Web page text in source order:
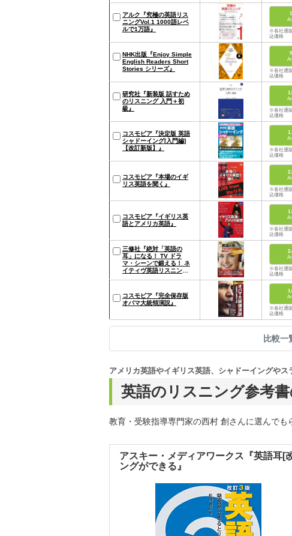
アルク『究極の英語リス
ニングVol.1 1000語レベ
ルで1万語』
※各社通
込価格
NHK出版『Enjoy Simple
English Readers Short
Stories シリーズ』
※各社通
込価格
研究社『新装版 話すため
のリスニング 入門＋初
級』
※各社通
込価格
コスモピア『決定版 英語
シャドーイング[入門編]
【改訂新版】』
※各社通
込価格
コスモピア『本場のイギ
リス英語を聞く』
※各社通
込価格
コスモピア『イギリス英
語とアメリカ英語』
※各社通
込価格
三修社『絶対「英語の
耳」になる！ TV ドラ
マ・シーンで鍛える！ ネ
イティヴ英語リスニング
※各社通
込価格
コスモピア『完全保存版
オバマ大統領演説』
※各社通
込価格
比較一
英語のリスニング参考
アメリカ英語やイギリス英語、シャドーイングやス
教育・受験指導専門家の西村 創さんに選んでも
アスキー・メディアワークス『英語耳[
ングができる』